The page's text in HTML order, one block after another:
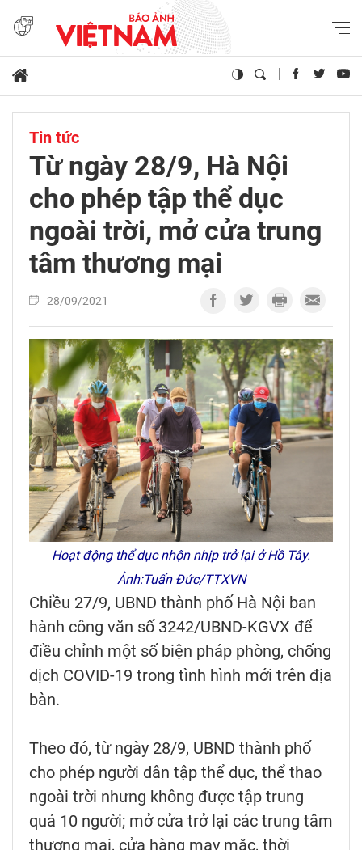
Tin tức
Từ ngày 28/9, Hà Nội
cho phép tập thể dục
ngoài trời, mở cửa trung
tâm thương mại
28/09/2021
Hoạt động thể dục nhộn nhịp trở lại ở Hồ Tây.
Ảnh:Tuấn Đức/TTXVN
Chiều 27/9, UBND thành phố Hà Nội ban
hành công văn số 3242/UBND-KGVX để
điều chỉnh một số biện pháp phòng, chống
dịch COVID-19 trong tình hình mới trên địa
bàn.
Theo đó, từ ngày 28/9, UBND thành phố
cho phép người dân tập thể dục, thể thao
ngoài trời nhưng không được tập trung
quá 10 người; mở cửa trở lại các trung tâm
thương mại, cửa hàng may mặc, thời